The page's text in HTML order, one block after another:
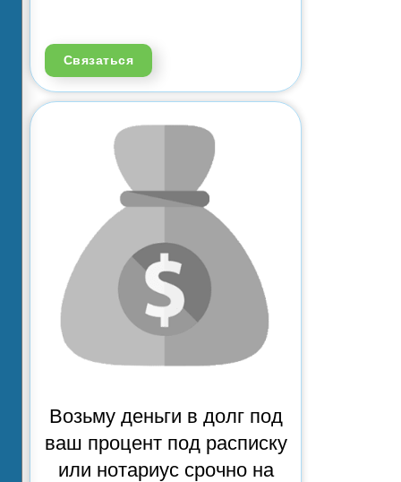
Связаться
Возьму деньги в долг под
ваш процент под расписку
или нотариус срочно на